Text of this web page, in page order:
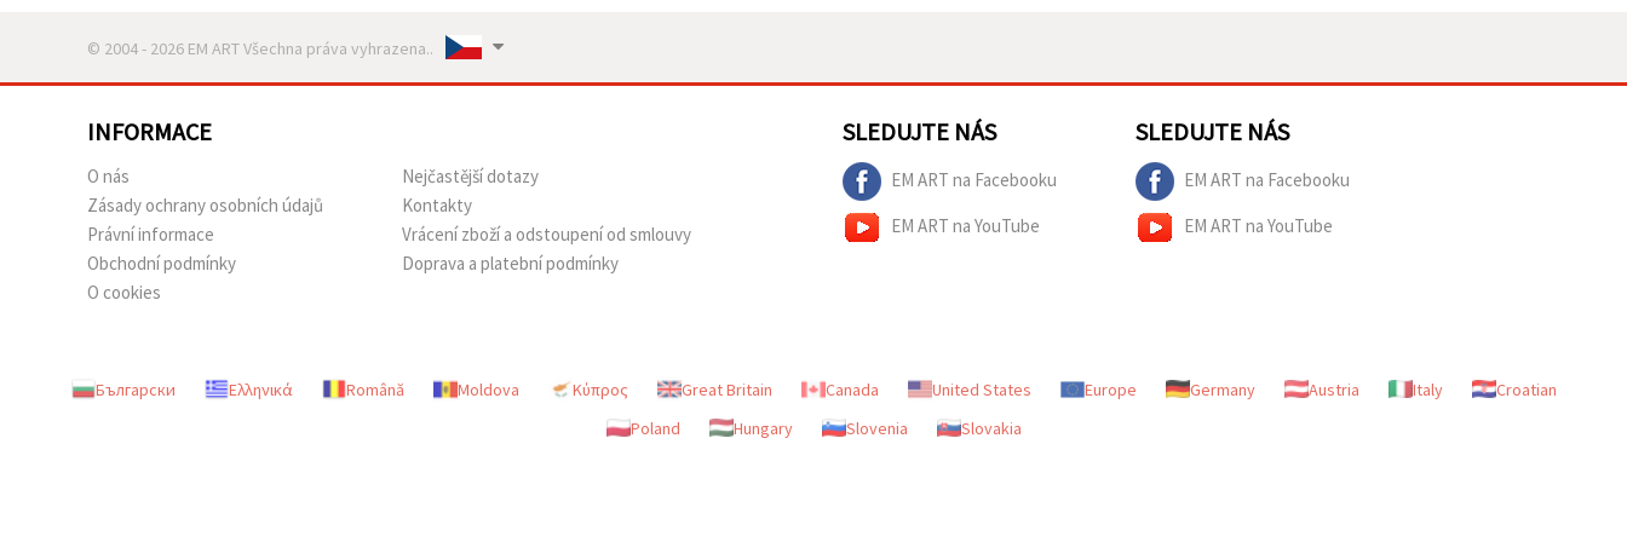
© 2004 - 2026 EM ART Všechna práva vyhrazena..
INFORMACE
O nás
Zásady ochrany osobních údajů
Právní informace
Obchodní podmínky
O cookies
Nejčastější dotazy
Kontakty
Vrácení zboží a odstoupení od smlouvy
Doprava a platební podmínky
SLEDUJTE NÁS
EM ART na Facebooku
EM ART na YouTube
SLEDUJTE NÁS
EM ART na Facebooku
EM ART na YouTube
Български Ελληνικά Română Moldova Κύπρος Great Britain Canada United States Europe Germany Austria Italy
Croatian
Poland
Hungary Slovenia Slovakia